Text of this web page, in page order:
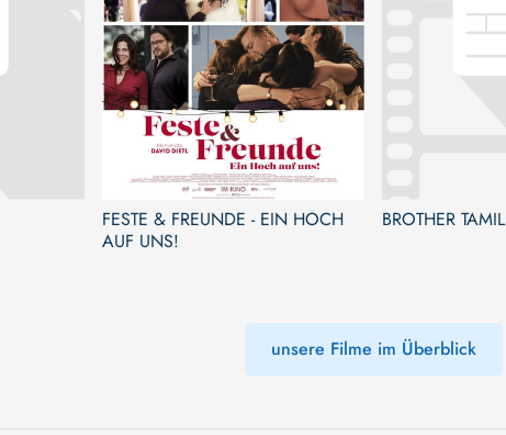
FESTE & FREUNDE - EIN HOCH
AUF UNS!
BROTHER TAMIL
unsere Filme im Überblick